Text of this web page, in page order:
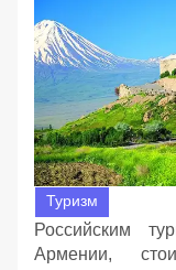
Туризм
Российским
Армении,